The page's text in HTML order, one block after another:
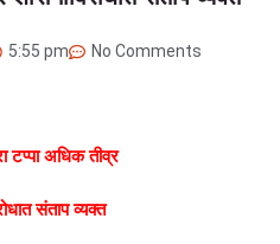
5:55 pm No Comments
टप्पा अधिक तीव्र
संताप व्यक्त